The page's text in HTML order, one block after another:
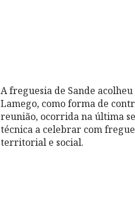
A freguesia de Sande
Lamego, como forma de
reunião, ocorrida na última
técnica a celebrar com
territorial e social.